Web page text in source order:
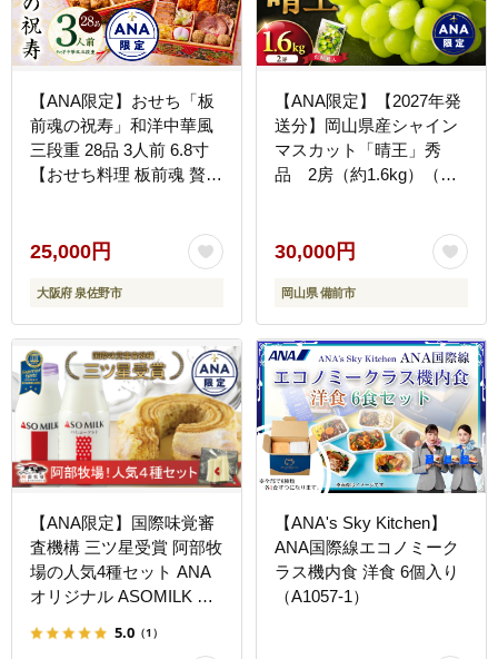
【ANA限定】おせち「板
前魂の祝寿」和洋中華風
三段重 28品 3人前 6.8寸
【おせち料理 板前魂 贅沢
理2027】 Y202
25,000円
大阪府 泉佐野市
【ANA限定】【2027年発
送分】岡山県産シャイン
マスカット「晴王」秀
品 2房（約1.6kg）（令
30,000円
岡山県 備前市
【ANA限定】国際味覚審
査機構 三ツ星受賞 阿部牧
場の人気4種セット ANA
オリジナル ASOMILK の
ムクーヘン スイーツ 人気
5.0 （1）
【ANA's Sky Kitchen】
ANA国際線エコノミーク
ラス機内食 洋食 6個入り
（A1057-1）